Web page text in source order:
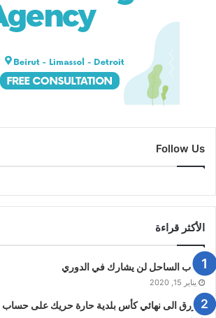
Follow Us
الأكثر قراءة
شباب الساحل لن يشارك في الدوري
يناير 15, 2020
الازرق الى نهائي كأس بلدية حارة حريك على حساب